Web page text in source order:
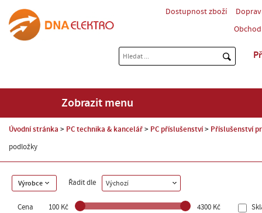
Dostupnost zboží
Zobrazit menu
Úvodní stránka PC technika & kancelář PC příslušenství Příslušenství
podložky
Výrobce Řadit dle Výchozí
Cena 100 Kč 4300 Kč